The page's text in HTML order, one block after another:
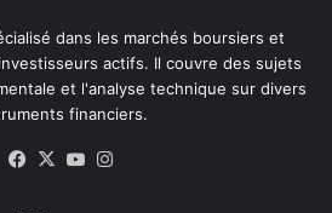
dans les marchés boursiers et
actifs. Il couvre des sujets
et l'analyse technique sur divers
financiers.
Facebook
X YouTube